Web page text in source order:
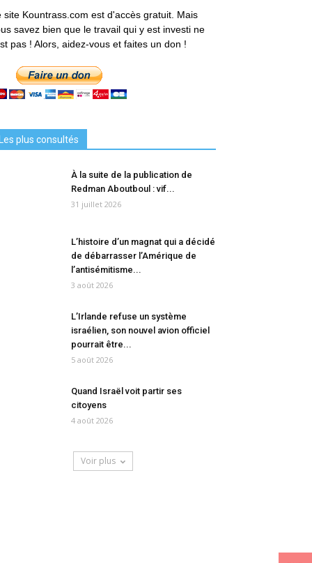
site Kountrass.com est d'accès gratuit. Mais
savez bien que le travail qui y est investi ne
pas ! Alors, aidez-vous et faites un don !
Les plus consultés
À la suite de la publication de
Redman Aboutboul : vif...
31 juillet 2026
L’histoire d’un magnat qui a décidé
de débarrasser l’Amérique de
l’antisémitisme...
3 août 2026
L’Irlande refuse un système
israélien, son nouvel avion officiel
pourrait être...
5 août 2026
Quand Israël voit partir ses
citoyens
4 août 2026
Voir plus